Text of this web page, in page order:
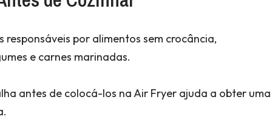
responsáveis por alimentos sem crocância,
e carnes marinadas.
antes de colocá-los na Air Fryer ajuda a obter uma